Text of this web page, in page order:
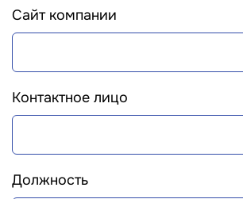
Сайт компании
Контактное лицо
Должность